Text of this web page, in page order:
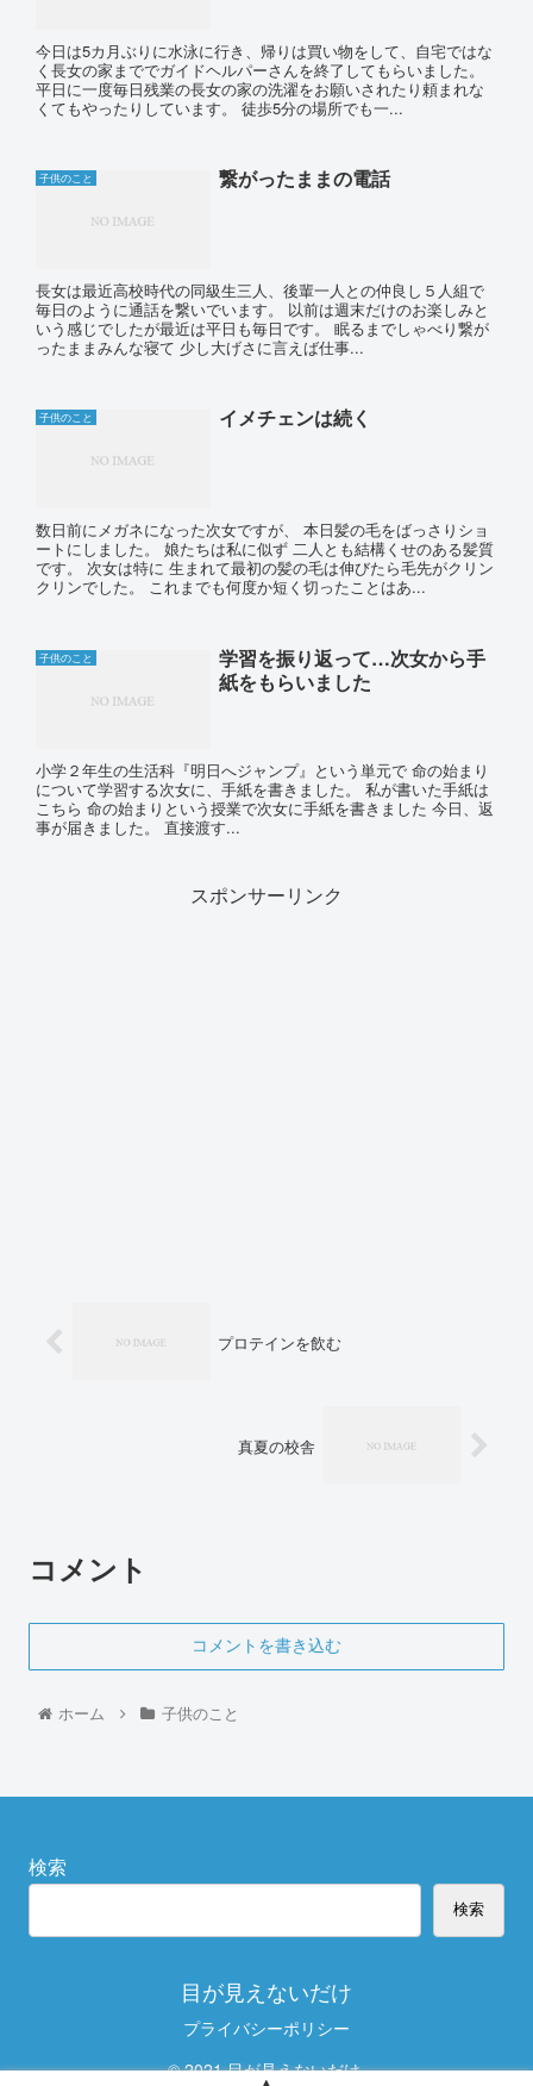
今日は5カ月ぶりに水泳に行き、帰りは買い物をして、自宅ではな
く長女の家まででガイドヘルパーさんを終了してもらいました。
平日に一度毎日残業の長女の家の洗濯をお願いされたり頼まれな
くてもやったりしています。 徒歩5分の場所でも一...
子供のこと 繋がったままの電話
長女は最近高校時代の同級生三人、後輩一人との仲良し５人組で
毎日のように通話を繋いでいます。 以前は週末だけのお楽しみと
いう感じでしたが最近は平日も毎日です。 眠るまでしゃべり繋が
ったままみんな寝て 少し大げさに言えば仕事...
子供のこと イメチェンは続く
数日前にメガネになった次女ですが、 本日髪の毛をばっさりショ
ートにしました。 娘たちは私に似ず 二人とも結構くせのある髪質
です。 次女は特に 生まれて最初の髪の毛は伸びたら毛先がクリン
クリンでした。 これまでも何度か短く切ったことはあ...
子供のこと
学習を振り返って…次女から手
紙をもらいました
小学２年生の生活科『明日へジャンプ』という単元で 命の始まり
について学習する次女に、手紙を書きました。 私が書いた手紙は
こちら 命の始まりという授業で次女に手紙を書きました 今日、返
事が届きました。 直接渡す...
スポンサーリンク
プロテインを飲む
真夏の校舎
コメント
コメントを書き込む
ホーム 子供のこと
検索
検索
目が見えないだけ
プライバシーポリシー
© 2021 目が見えないだけ.